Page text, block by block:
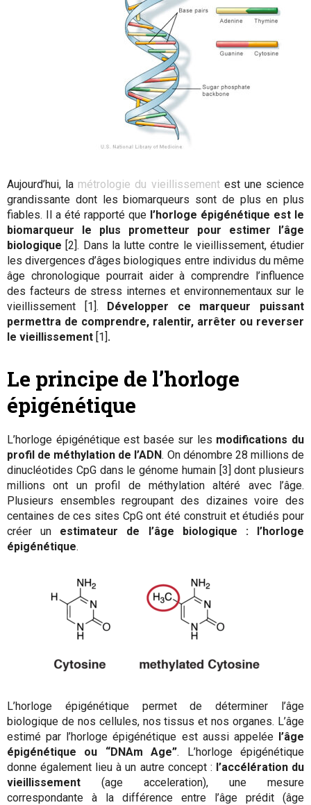
Aujourd’hui, la métrologie du vieillissement est une science
grandissante dont les biomarqueurs sont de plus en plus
fiables. Il a été rapporté que l’horloge épigénétique est le
biomarqueur le plus prometteur pour estimer l’âge
biologique [2]. Dans la lutte contre le vieillissement, étudier
les divergences d’âges biologiques entre individus du même
âge chronologique pourrait aider à comprendre l’influence
des facteurs de stress internes et environnementaux sur le
vieillissement [1]. Développer ce marqueur puissant
permettra de comprendre, ralentir, arrêter ou reverser
le vieillissement [1].
Le principe de l’horloge
épigénétique
L’horloge épigénétique est basée sur les modifications du
profil de méthylation de l’ADN. On dénombre 28 millions de
dinucléotides CpG dans le génome humain [3] dont plusieurs
millions ont un profil de méthylation altéré avec l’âge.
Plusieurs ensembles regroupant des dizaines voire des
centaines de ces sites CpG ont été construit et étudiés pour
créer un estimateur de l’âge biologique : l’horloge
épigénétique.
L’horloge épigénétique permet de déterminer l’âge
biologique de nos cellules, nos tissus et nos organes. L’âge
estimé par l’horloge épigénétique est aussi appelée l’âge
épigénétique ou “DNAm Age”. L’horloge épigénétique
donne également lieu à un autre concept : l’accélération du
vieillissement (age acceleration), une mesure
correspondante à la différence entre l’âge prédit (âge